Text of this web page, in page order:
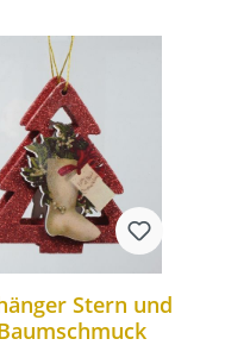
Stern und